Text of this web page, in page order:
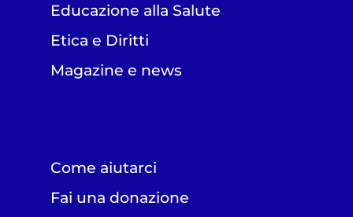
Educazione alla Salute
Etica e Diritti
Magazine e news
Come aiutarci
Fai una donazione